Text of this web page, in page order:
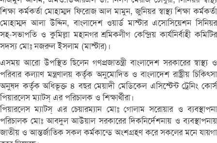
শিক্ষা কর্মকর্তা মোহাম্মদ ফিরোজ আল মামুন, জুনিয়র স্বাস্থ্য শিক্ষা কর্মকর্তা
মোহাম্মদ আলা উদ্দিন, বাংলাদেশ ওয়ার্ড মাস্টার এসোসিয়েশন সিনিয়র
সহ-সভাপতি ও কুমিল্লা মহানগর শ্রমিকলীগ কেন্দ্রিয় কার্যনির্বাহী কমিটির
সদস্য মোঃ নজরুল ইসলাম (মাস্টার)।
এসময় আরো উপস্থিত ছিলেন গণপ্রজাতন্ত্রী বাংলাদেশ সরকারের স্বাস্থ্য ও
পরিবার কল্যাণ মন্ত্রণালয় কর্তৃক অনুমোদিত ও বাংলাদেশ রাষ্ট্রীয় চিকিৎসা
অনুষদ কর্তৃক অধিভূক্ত ৪ বছর মেয়াদী মেডিকেল এসিস্টেন্ট ট্রেনিং কোর্স
পিয়ারলেস ম্যাটস্ এর পরিচালক ও শিক্ষার্থীরা।
পিয়ারলেস ম্যাটস্ এর চেয়ারম্যান মোঃ গোলাম সরোয়ার ও ব্যবস্থাপনা
পরিচালক মোঃ আবদুল আউয়াল সরকারের দিকনির্দেশনায় ও ব্যবস্থাপনায়
জাতীয় ও আন্তর্জাতিক সকল কর্মকান্ডে অংশগ্রহণ করে সকলের মনে যায়গা